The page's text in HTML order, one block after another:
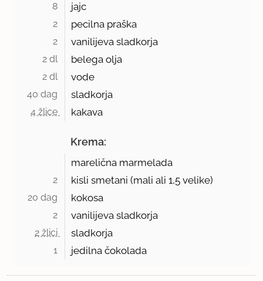
8 jajc
2 pecilna praška
2 vanilijeva sladkorja
2 dl belega olja
2 dl vode
40 dag sladkorja
4 žlice kakava
Krema:
marelična marmelada
2 kisli smetani (mali ali 1,5 velike)
20 dag kokosa
2 vanilijeva sladkorja
2 žlici sladkorja
1 jedilna čokolada